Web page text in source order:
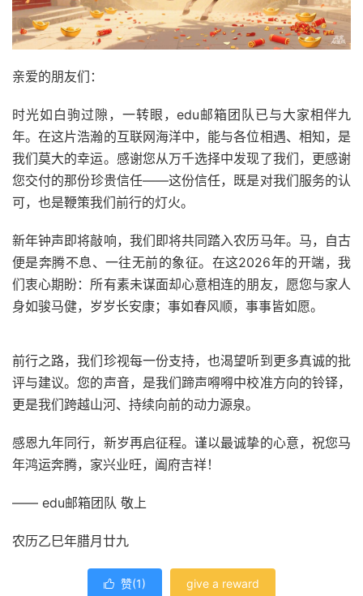
亲爱的朋友们：
时光如白驹过隙，一转眼，edu邮箱团队已与大家相伴九
年。在这片浩瀚的互联网海洋中，能与各位相遇、相知，是
我们莫大的幸运。感谢您从万千选择中发现了我们，更感谢
您交付的那份珍贵信任——这份信任，既是对我们服务的认
可，也是鞭策我们前行的灯火。
新年钟声即将敲响，我们即将共同踏入农历马年。马，自古
便是奔腾不息、一往无前的象征。在这2026年的开端，我
们衷心期盼：所有素未谋面却心意相连的朋友，愿您与家人
身如骏马健，岁岁长安康；事如春风顺，事事皆如愿。
前行之路，我们珍视每一份支持，也渴望听到更多真诚的批
评与建议。您的声音，是我们蹄声嘚嘚中校准方向的铃铎，
更是我们跨越山河、持续向前的动力源泉。
感恩九年同行，新岁再启征程。谨以最诚挚的心意，祝您马
年鸿运奔腾，家兴业旺，阖府吉祥！
—— edu邮箱团队 敬上
农历乙巳年腊月廿九
 赞(1) give a reward